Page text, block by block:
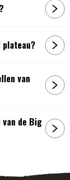
plateau?
van
van de Big